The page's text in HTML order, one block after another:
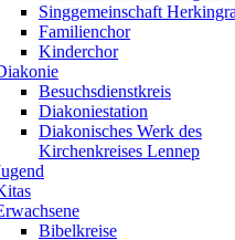
Singgemeinschaft
Familienchor
Kinderchor
Besuchsdienstkreis
Diakoniestation
Diakonisches Werk des
Kirchenkreises Lennep
Bibelkreise